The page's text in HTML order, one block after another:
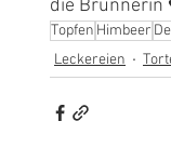
die Brunnerin
Topfen Himbeer
Leckereien